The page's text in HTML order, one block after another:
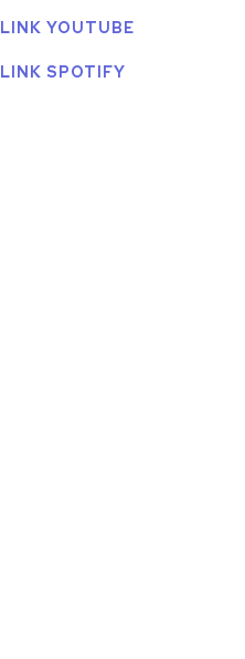
LINK YOUTUBE
LINK SPOTIFY